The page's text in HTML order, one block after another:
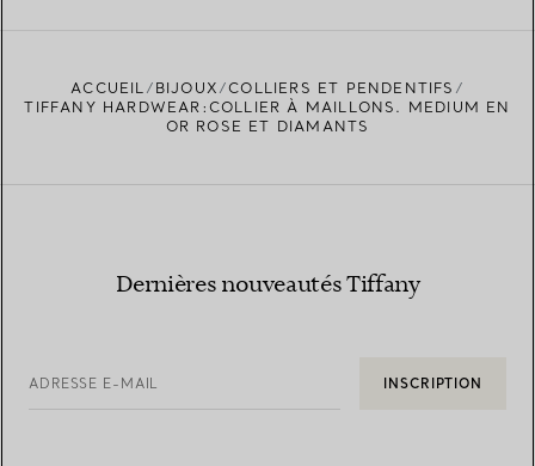
TROUVEZ LA BOUTIQUE LA PLUS PROCHE
ACCUEIL BIJOUX
COLLIERS ET PENDENTIFS
TIFFANY HARDWEAR:COLLIER À MAILLONS. MEDIUM EN
OR ROSE ET DIAMANTS
Dernières nouveautés Tiffany
ADRESSE E-MAIL INSCRIPTION